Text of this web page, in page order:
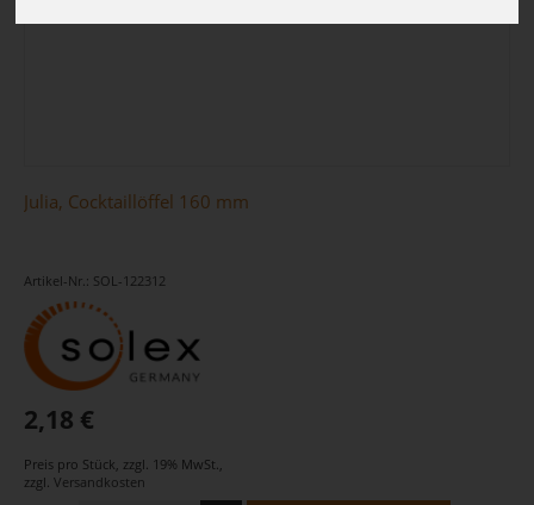
Julia, Cocktaillöffel 160 mm
Artikel-Nr.: SOL-122312
2,18 €
Preis pro Stück zzgl. 19% MwSt.
zzgl. Versandkosten